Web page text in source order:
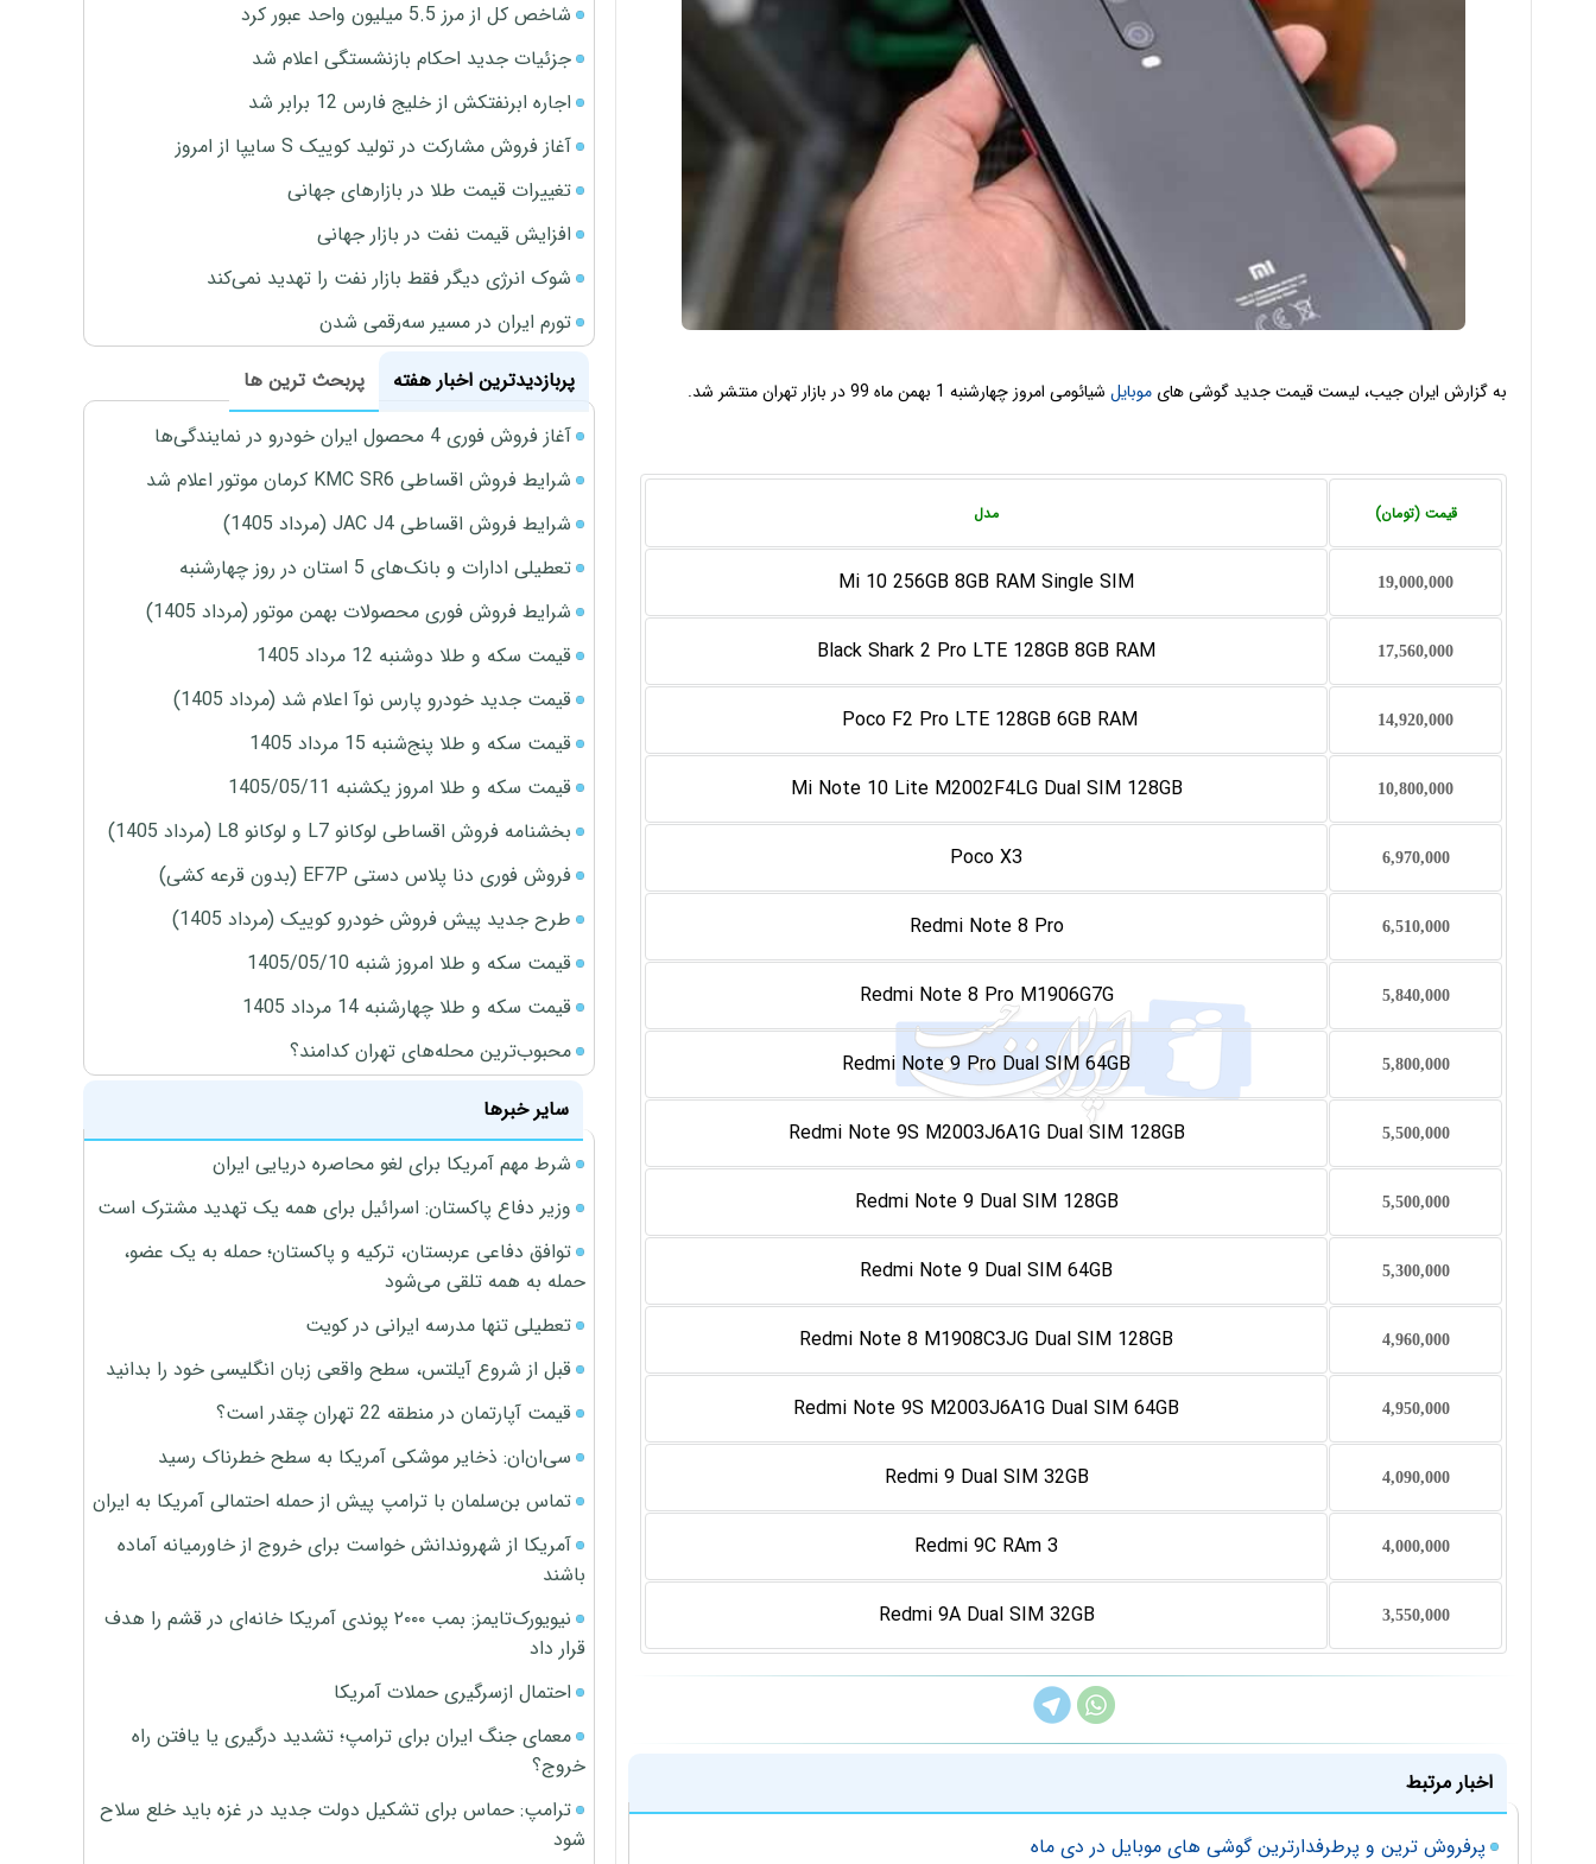
به گزارش ایران جیب، لیست قیمت جدید گوشی ‌های موبایل شیائومی امروز چهارشنبه 1 بهمن ماه 99 در بازار تهران منتشر شد.
قیمت (تومان) مدل
19,000,000
Mi 10 256GB 8GB RAM Single SIM
17,560,000
Black Shark 2 Pro LTE 128GB 8GB RAM
14,920,000
Poco F2 Pro LTE 128GB 6GB RAM
10,800,000
Mi Note 10 Lite M2002F4LG Dual SIM 128GB
6,970,000
Poco X3
6,510,000
Redmi Note 8 Pro
5,840,000
Redmi Note 8 Pro M1906G7G
5,800,000
Redmi Note 9 Pro Dual SIM 64GB
5,500,000
Redmi Note 9S M2003J6A1G Dual SIM 128GB
5,500,000
Redmi Note 9 Dual SIM 128GB
5,300,000
Redmi Note 9 Dual SIM 64GB
4,960,000
Redmi Note 8 M1908C3JG Dual SIM 128GB
4,950,000
Redmi Note 9S M2003J6A1G Dual SIM 64GB
4,090,000
Redmi 9 Dual SIM 32GB
4,000,000
Redmi 9C RAm 3
3,550,000
Redmi 9A Dual SIM 32GB
اخبار مرتبط
پرفروش ترین و پرطرفدارترین گوشی های موبایل در دی ماه
شاخص کل از مرز 5.5 میلیون واحد عبور کرد
جزئیات جدید احکام بازنشستگی اعلام شد
اجاره ابرنفتکش از خلیج فارس 12 برابر شد
آغاز فروش مشارکت در تولید کوییک S سایپا از امروز
تغییرات قیمت طلا در بازارهای جهانی
افزایش قیمت نفت در بازار جهانی
شوک انرژی دیگر فقط بازار نفت را تهدید نمی‌کند
تورم ایران در مسیر سه‌رقمی شدن
پربازدیدترین اخبار هفته
پربحث ترین ها
آغاز فروش فوری 4 محصول ایران خودرو در نمایندگی‌ها
شرایط فروش اقساطی KMC SR6 کرمان موتور اعلام شد
شرایط فروش اقساطی JAC J4 (مرداد 1405)
تعطیلی ادارات و بانک‌های 5 استان در روز چهارشنبه
شرایط فروش فوری محصولات بهمن موتور (مرداد 1405)
قیمت سکه و طلا دوشنبه 12 مرداد 1405
قیمت جدید خودرو پارس نوآ اعلام شد (مرداد 1405)
قیمت سکه و طلا پنج‌شنبه 15 مرداد 1405
قیمت سکه و طلا امروز یکشنبه 1405/05/11
بخشنامه فروش اقساطی لوکانو L7 و لوکانو L8 (مرداد 1405)
فروش فوری دنا پلاس دستی EF7P (بدون قرعه کشی)
طرح جدید پیش فروش خودرو کوییک (مرداد 1405)
قیمت سکه و طلا امروز شنبه 1405/05/10
قیمت سکه و طلا چهارشنبه 14 مرداد 1405
محبوب‌ترین محله‌های تهران کدامند؟
سایر خبرها
شرط مهم آمریکا برای لغو محاصره دریایی ایران
وزیر دفاع پاکستان: اسرائیل برای همه یک تهدید مشترک است
توافق دفاعی عربستان، ترکیه و پاکستان؛ حمله به یک عضو،
حمله به همه تلقی می‌شود
تعطیلی تنها مدرسه ایرانی در کویت
قبل از شروع آیلتس، سطح واقعی زبان انگلیسی خود را بدانید
قیمت آپارتمان در منطقه 22 تهران چقدر است؟
سی‌ان‌ان: ذخایر موشکی آمریکا به سطح خطرناک رسید
تماس بن‌سلمان با ترامپ پیش از حمله احتمالی آمریکا به ایران
آمریکا از شهروندانش خواست برای خروج از خاورمیانه آماده
باشند
نیویورک‌تایمز: بمب ۲۰۰۰ پوندی آمریکا خانه‌ای در قشم را هدف
قرار داد
احتمال ازسرگیری حملات آمریکا
معمای جنگ ایران برای ترامپ؛ تشدید درگیری یا یافتن راه
خروج؟
ترامپ: حماس برای تشکیل دولت جدید در غزه باید خلع سلاح
شود